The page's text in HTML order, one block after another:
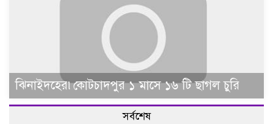
ঝিনাইদহের৷কোটচাদপুর ১ মাসে ১৬ টি ছাগল চুরি
সর্বশেষ